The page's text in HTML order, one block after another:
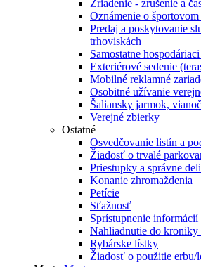
Zriadenie - zrušenie a
Oznámenie o
Predaj a poskytovanie
trhoviskách
Samostatne
Exteriérové sedenie
Mobilné reklamné
Osobitné užívanie
Šaliansky jarmok,
Verejné zbierky
Ostatné
Osvedčovanie listín a
Žiadosť o trvalé
Priestupky a správne
Konanie zhromaždenia
Petície
Sťažnosť
Sprístupnenie
Nahliadnutie do kroniky
Rybárske lístky
Žiadosť o použitie erbu/